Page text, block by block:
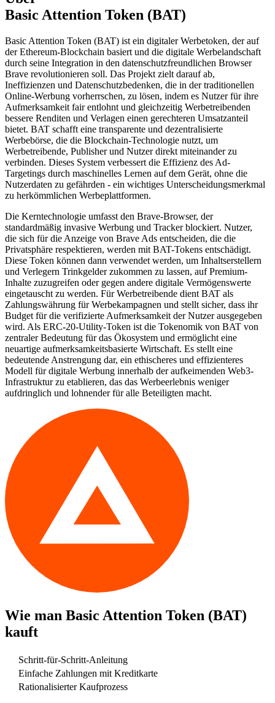
Basic Attention Token (BAT)
Basic Attention Token (BAT) ist ein digitaler Werbetoken, der auf
der Ethereum-Blockchain basiert und die digitale Werbelandschaft
durch seine Integration in den datenschutzfreundlichen Browser
Brave revolutionieren soll. Das Projekt zielt darauf ab,
Ineffizienzen und Datenschutzbedenken, die in der traditionellen
Online-Werbung vorherrschen, zu lösen, indem es Nutzer für ihre
Aufmerksamkeit fair entlohnt und gleichzeitig Werbetreibenden
bessere Renditen und Verlagen einen gerechteren Umsatzanteil
bietet. BAT schafft eine transparente und dezentralisierte
Werbebörse, die die Blockchain-Technologie nutzt, um
Werbetreibende, Publisher und Nutzer direkt miteinander zu
verbinden. Dieses System verbessert die Effizienz des Ad-
Targetings durch maschinelles Lernen auf dem Gerät, ohne die
Nutzerdaten zu gefährden - ein wichtiges Unterscheidungsmerkmal
zu herkömmlichen Werbeplattformen.
Die Kerntechnologie umfasst den Brave-Browser, der
standardmäßig invasive Werbung und Tracker blockiert. Nutzer,
die sich für die Anzeige von Brave Ads entscheiden, die die
Privatsphäre respektieren, werden mit BAT-Tokens entschädigt.
Diese Token können dann verwendet werden, um Inhaltserstellern
und Verlegern Trinkgelder zukommen zu lassen, auf Premium-
Inhalte zuzugreifen oder gegen andere digitale Vermögenswerte
eingetauscht zu werden. Für Werbetreibende dient BAT als
Zahlungswährung für Werbekampagnen und stellt sicher, dass ihr
Budget für die verifizierte Aufmerksamkeit der Nutzer ausgegeben
wird. Als ERC-20-Utility-Token ist die Tokenomik von BAT von
zentraler Bedeutung für das Ökosystem und ermöglicht eine
neuartige aufmerksamkeitsbasierte Wirtschaft. Es stellt eine
bedeutende Anstrengung dar, ein ethischeres und effizienteres
Modell für digitale Werbung innerhalb der aufkeimenden Web3-
Infrastruktur zu etablieren, das das Werbeerlebnis weniger
aufdringlich und lohnender für alle Beteiligten macht.
Wie man Basic Attention Token (BAT)
kauft
Schritt-für-Schritt-Anleitung
Einfache Zahlungen mit Kreditkarte
Rationalisierter Kaufprozess